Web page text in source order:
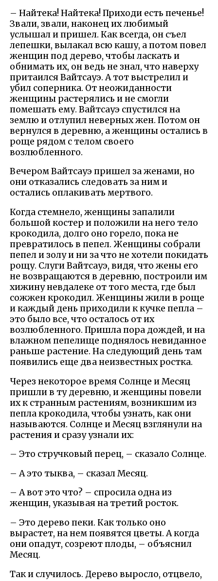
– Найтека! Найтека! Приходи есть печенье!
Звали, звали, наконец их любимый
услышал и пришел. Как всегда, он съел
лепешки, вылакал всю кашу, а потом повел
женщин под дерево, чтобы ласкать и
обнимать их, он ведь не знал, что наверху
притаился Вайтсауэ. А тот выстрелил и
убил соперника. От неожиданности
женщины растерялись и не смогли
помешать ему. Вайтсауэ спустился на
землю и отлупил неверных жен. Потом он
вернулся в деревню, а женщины остались в
роще рядом с телом своего
возлюбленного.
Вечером Вайтсауэ пришел за женами, но
они отказались следовать за ним и
остались оплакивать мертвого.
Когда стемнело, женщины запалили
большой костер и положили на него тело
крокодила, долго оно горело, пока не
превратилось в пепел. Женщины собрали
пепел и золу и ни за что не хотели покидать
рощу. Слуги Вайтсауэ, видя, что жены его
не возвращаются в деревню, построили им
хижину невдалеке от того места, где был
сожжен крокодил. Женщины жили в роще
и каждый день приходили к кучке пепла –
это было все, что осталось от их
возлюбленного. Пришла пора дождей, и на
влажном пепелище поднялось невиданное
раньше растение. На следующий день там
появились еще два неизвестных ростка.
Через некоторое время Солнце и Месяц
пришли в ту деревню, и женщины повели
их к странным растениям, возникшим из
пепла крокодила, чтобы узнать, как они
называются. Солнце и Месяц взглянули на
растения и сразу узнали их:
– Это стручковый перец, – сказало Солнце.
– А это тыква, – сказал Месяц.
– А вот это что? – спросила одна из
женщин, указывая на третий росток.
– Это дерево пеки. Как только оно
вырастет, на нем появятся цветы. А когда
они опадут, созреют плоды, – объяснил
Месяц.
Так и случилось. Дерево выросло, отцвело,